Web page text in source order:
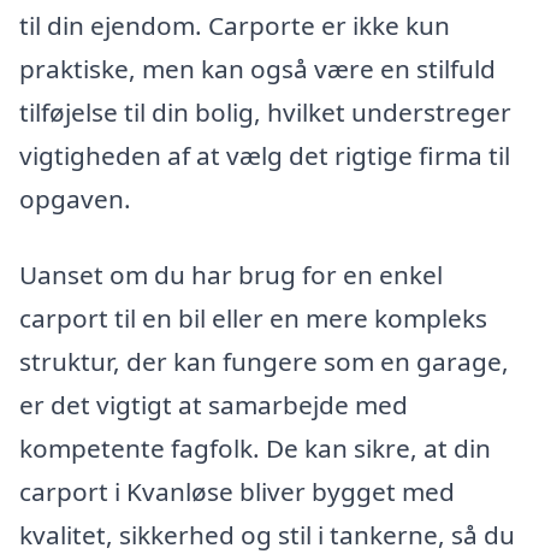
til din ejendom. Carporte er ikke kun
praktiske, men kan også være en stilfuld
tilføjelse til din bolig, hvilket understreger
vigtigheden af at vælg det rigtige firma til
opgaven.
Uanset om du har brug for en enkel
carport til en bil eller en mere kompleks
struktur, der kan fungere som en garage,
er det vigtigt at samarbejde med
kompetente fagfolk. De kan sikre, at din
carport i Kvanløse bliver bygget med
kvalitet, sikkerhed og stil i tankerne, så du